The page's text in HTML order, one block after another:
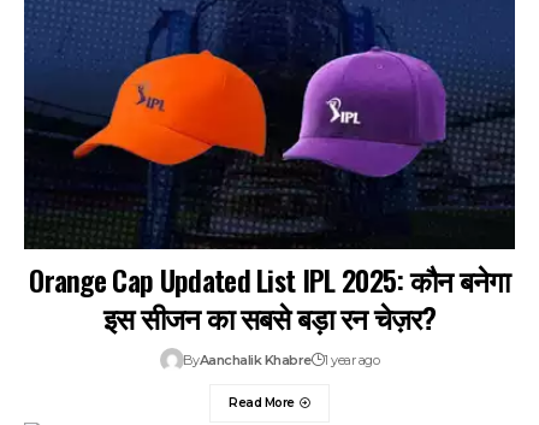
Orange Cap Updated List IPL 2025: कौन बनेगा
इस सीजन का सबसे बड़ा रन चेज़र?
ByAanchalik Khabre 1 year ago
Read More